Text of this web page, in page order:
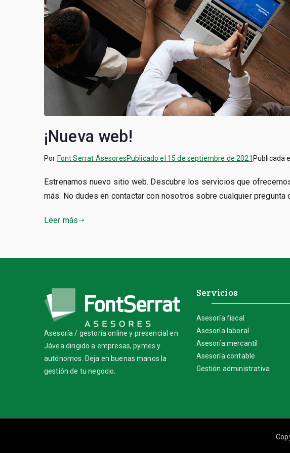
¡Nueva web!
Por Font Serrat AsesoresPublicado el 15 de septiembre de 2021Publicada
Estrenamos nuevo sitio web. Descubre los servicios que
más. No dudes en contactar con nosotros sobre cualquier pregunta
Leer más
Asesoría / gestoría online y presencial en
Jávea dirigido a empresas, pymes y
autónomos. Deja en buenas manos la
gestión de tu negocio.
Servicios
Asesoría fiscal
Asesoría laboral
Asesoría mercantil
Asesoría contable
Gestión administrativa